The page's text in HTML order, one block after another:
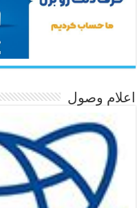
اعلام وصول